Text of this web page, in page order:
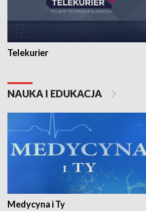
Telekurier
NAUKA I EDUKACJA
Medycyna i Ty